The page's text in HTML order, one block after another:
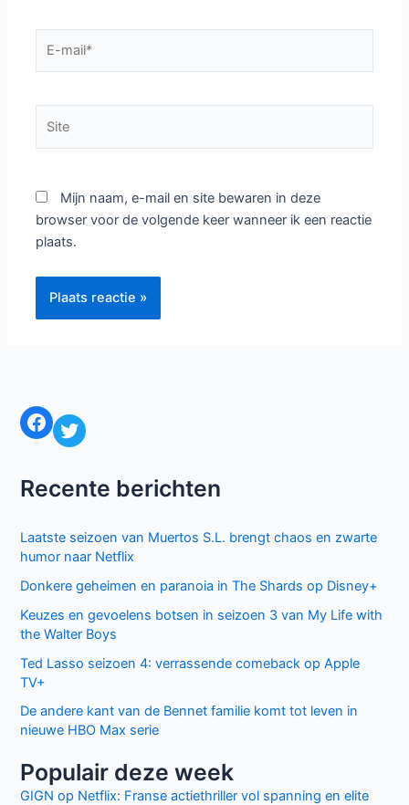
Mijn naam, e-mail en site bewaren in deze
browser voor de volgende keer wanneer ik een reactie
plaats.
Facebook Twitter
Recente berichten
Laatste seizoen van Muertos S.L. brengt chaos en zwarte
humor naar Netflix
Donkere geheimen en paranoia in The Shards op Disney+
Keuzes en gevoelens botsen in seizoen 3 van My Life with
the Walter Boys
Ted Lasso seizoen 4: verrassende comeback op Apple
TV+
De andere kant van de Bennet familie komt tot leven in
nieuwe HBO Max serie
Populair deze week
GIGN op Netflix: Franse actiethriller vol spanning en elite